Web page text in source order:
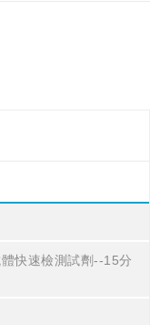
快速檢測試劑--15分